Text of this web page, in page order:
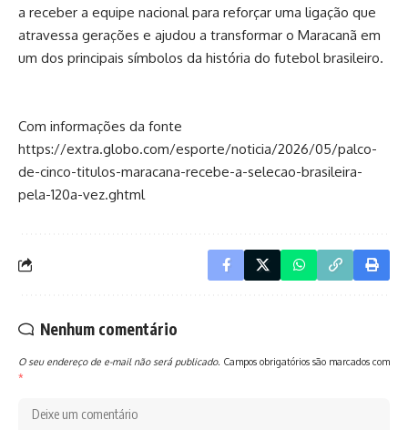
a receber a equipe nacional para reforçar uma ligação que
atravessa gerações e ajudou a transformar o Maracanã em
um dos principais símbolos da história do futebol brasileiro.
Com informações da fonte
https://extra.globo.com/esporte/noticia/2026/05/palco-
de-cinco-titulos-maracana-recebe-a-selecao-brasileira-
pela-120a-vez.ghtml
Nenhum comentário
O seu endereço de e-mail não será publicado. Campos obrigatórios são marcados com
*